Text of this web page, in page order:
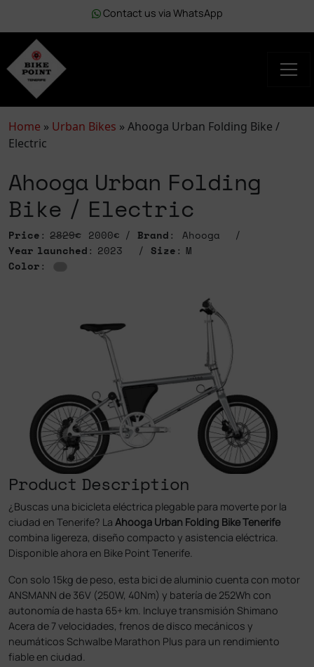
Contact us via WhatsApp
Home » Urban Bikes » Ahooga Urban Folding Bike /
Electric
Ahooga Urban Folding
Bike / Electric
Price:2829€ 2000€ Brand: Ahooga
Year launched: 2023 Size: M
Color:
Product Description
¿Buscas una bicicleta eléctrica plegable para moverte por la
ciudad en Tenerife? La Ahooga Urban Folding Bike Tenerife
combina ligereza, diseño compacto y asistencia eléctrica.
Disponible ahora en Bike Point Tenerife.
Con solo 15kg de peso, esta bici de aluminio cuenta con motor
ANSMANN de 36V (250W, 40Nm) y batería de 252Wh con
autonomía de hasta 65+ km. Incluye transmisión Shimano
Acera de 7 velocidades, frenos de disco mecánicos y
neumáticos Schwalbe Marathon Plus para un rendimiento
fiable en ciudad.